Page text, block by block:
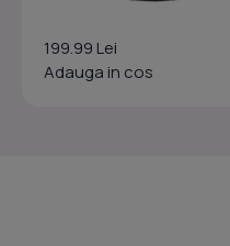
199.99 Lei
Adauga in cos